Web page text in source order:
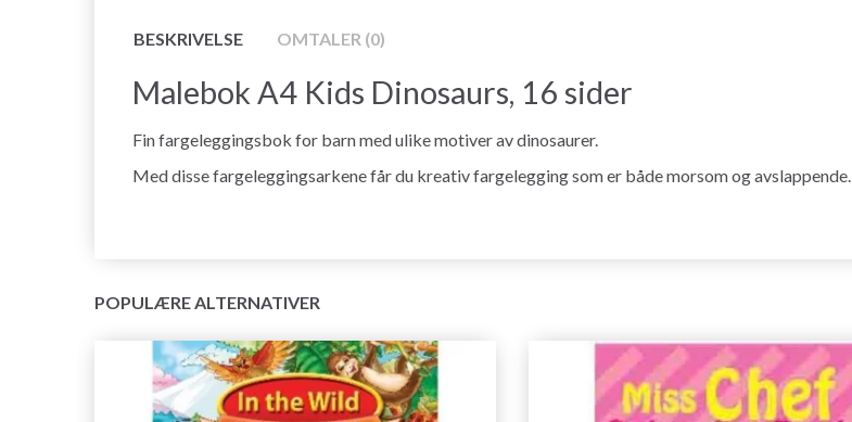
BESKRIVELSE OMTALER (0)
Malebok A4 Kids Dinosaurs, 16 sider
Fin fargeleggingsbok for barn med ulike motiver av dinosaurer.
Med disse fargeleggingsarkene får du kreativ fargelegging som er både morsom og avslappende.
POPULÆRE ALTERNATIVER